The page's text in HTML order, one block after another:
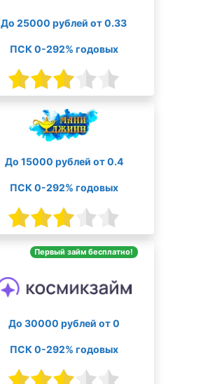
До 25000 рублей от 0.33
ПСК 0-292% годовых
До 15000 рублей от 0.4
ПСК 0-292% годовых
Первый займ бесплатно!
До 30000 рублей от 0
ПСК 0-292% годовых